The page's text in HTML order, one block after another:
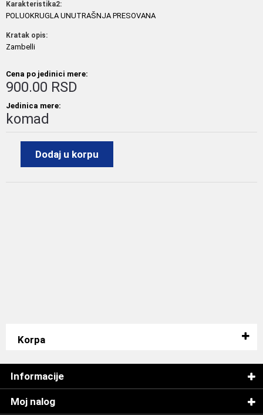
Karakteristika2:
POLUOKRUGLA UNUTRAŠNJA PRESOVANA
Kratak opis:
Zambelli
Cena po jedinici mere:
900.00 RSD
Jedinica mere:
komad
Dodaj u korpu
Korpa
Informacije
Moj nalog